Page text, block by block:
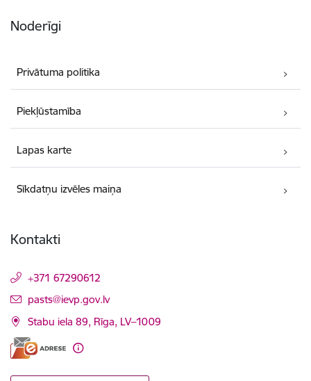
Noderīgi
Privātuma politika
Piekļūstamība
Lapas karte
Sīkdatņu izvēles maiņa
Kontakti
+371 67290612
E-pasts:
pasts@ievp.gov.lv
Stabu iela 89, Rīga, LV–1009